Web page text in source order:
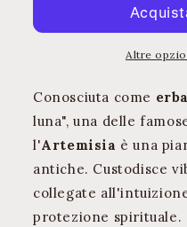
Altre
Conosciuta come
luna", una delle
l'Artemisia è una
antiche. Custodisce
collegate
protezione spirituale.